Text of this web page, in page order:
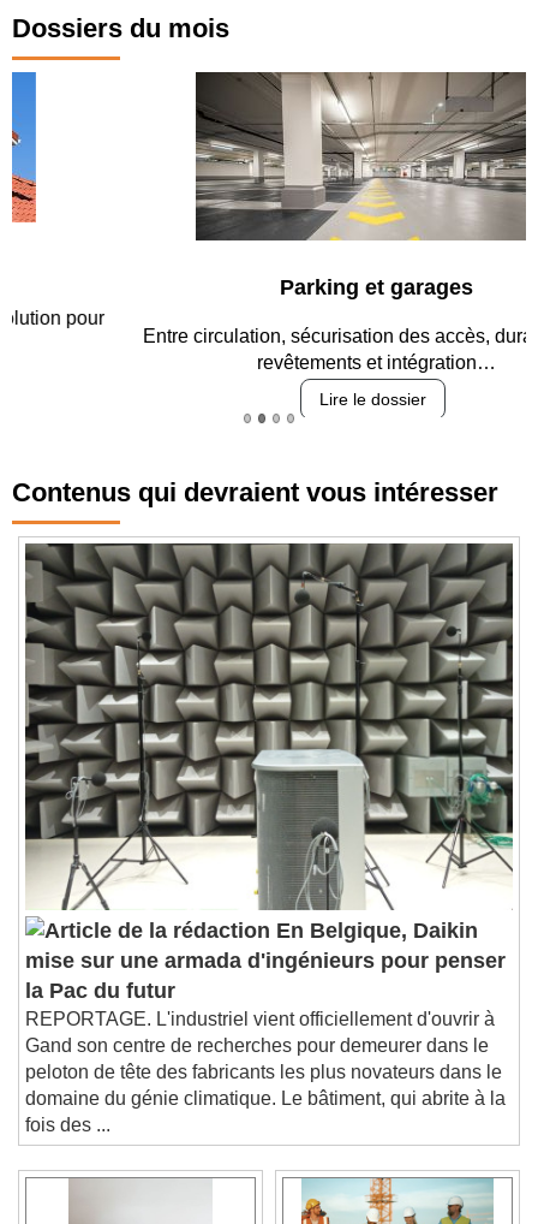
Dossiers du mois
Parking et garages
Entre circulation, sécurisation des accès, durabilité des
revêtements et intégration…
Contenus qui devraient vous intéresser
En Belgique, Daikin
mise sur une armada d'ingénieurs pour penser
la Pac du futur
REPORTAGE. L'industriel vient officiellement d'ouvrir à
Gand son centre de recherches pour demeurer dans le
peloton de tête des fabricants les plus novateurs dans le
domaine du génie climatique. Le bâtiment, qui abrite à la
fois des ...